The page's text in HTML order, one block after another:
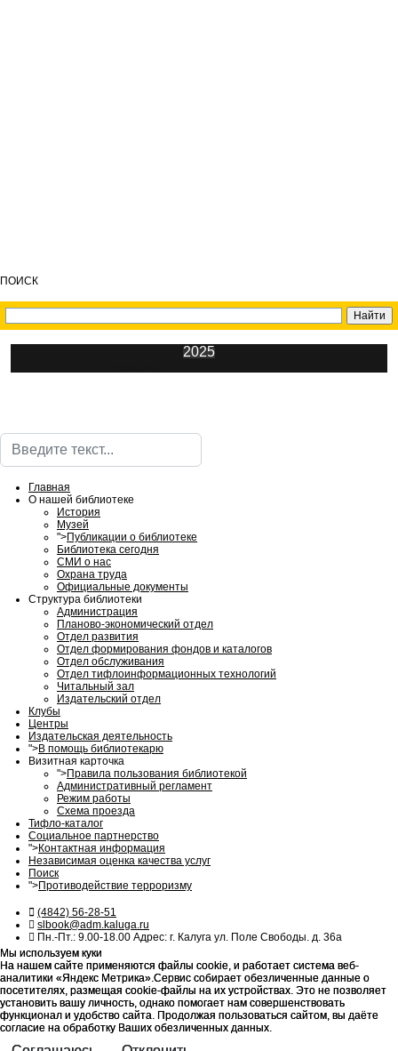
Мы используем куки
На нашем сайте применяются файлы cookie, и работает система веб-
аналитики «Яндекс Метрика».Сервис собирает обезличенные данные о
посетителях, размещая cookie-файлы на их устройствах. Это не позволяет
установить вашу личность, однако помогает нам совершенствовать
функционал и удобство сайта. Продолжая пользоваться сайтом, вы даёте
согласие на обработку Ваших обезличенных данных.
ПОИСК
2025
Поиск
Главная
О нашей библиотеке
История
Музей
">Публикации о библиотеке
Библиотека сегодня
СМИ о нас
Охрана труда
Официальные документы
Структура библиотеки
Администрация
Планово-экономический отдел
Отдел развития
Отдел формирования фондов и каталогов
Отдел обслуживания
Отдел тифлоинформационных технологий
Читальный зал
Издательский отдел
Клубы
Центры
Издательская деятельность
">В помощь библиотекарю
Визитная карточка
">Правила пользования библиотекой
Административный регламент
Режим работы
Схема проезда
Тифло-каталог
Социальное партнерство
">Контактная информация
Независимая оценка качества услуг
Поиск
">Противодействие терроризму
(4842) 56-28-51
slbook@adm.kaluga.ru
Пн.-Пт.: 9.00-18.00 Адрес: г. Калуга ул. Поле Свободы. д. 36а
Мы используем куки
На нашем сайте применяются файлы cookie, и работает система веб-
аналитики «Яндекс Метрика».Сервис собирает обезличенные данные о
посетителях, размещая cookie-файлы на их устройствах. Это не позволяет
установить вашу личность, однако помогает нам совершенствовать
функционал и удобство сайта. Продолжая пользоваться сайтом, вы даёте
согласие на обработку Ваших обезличенных данных.